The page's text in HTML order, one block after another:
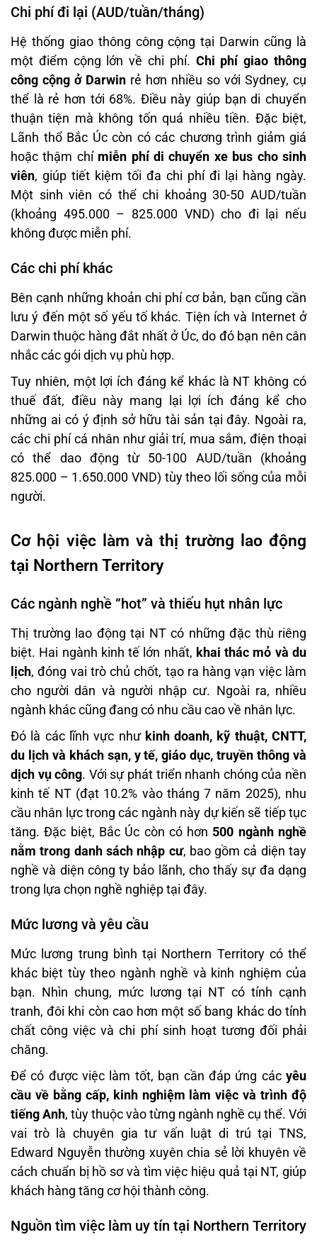
Chi phí đi lại (AUD/tuần/tháng)
Hệ thống giao thông công cộng tại Darwin cũng là
một điểm cộng lớn về chi phí. Chi phí giao thông
công cộng ở Darwin rẻ hơn nhiều so với Sydney, cụ
thể là rẻ hơn tới 68%. Điều này giúp bạn di chuyển
thuận tiện mà không tốn quá nhiều tiền. Đặc biệt,
Lãnh thổ Bắc Úc còn có các chương trình giảm giá
hoặc thậm chí miễn phí di chuyển xe bus cho sinh
viên, giúp tiết kiệm tối đa chi phí đi lại hàng ngày.
Một sinh viên có thể chi khoảng 30-50 AUD/tuần
(khoảng 495.000 – 825.000 VND) cho đi lại nếu
không được miễn phí.
Các chi phí khác
Bên cạnh những khoản chi phí cơ bản, bạn cũng cần
lưu ý đến một số yếu tố khác. Tiện ích và Internet ở
Darwin thuộc hàng đắt nhất ở Úc, do đó bạn nên cân
nhắc các gói dịch vụ phù hợp.
Tuy nhiên, một lợi ích đáng kể khác là NT không có
thuế đất, điều này mang lại lợi ích đáng kể cho
những ai có ý định sở hữu tài sản tại đây. Ngoài ra,
các chi phí cá nhân như giải trí, mua sắm, điện thoại
có thể dao động từ 50-100 AUD/tuần (khoảng
825.000 – 1.650.000 VND) tùy theo lối sống của mỗi
người.
Cơ hội việc làm và thị trường lao động
tại Northern Territory
Các ngành nghề “hot” và thiếu hụt nhân lực
Thị trường lao động tại NT có những đặc thù riêng
biệt. Hai ngành kinh tế lớn nhất, khai thác mỏ và du
lịch, đóng vai trò chủ chốt, tạo ra hàng vạn việc làm
cho người dân và người nhập cư. Ngoài ra, nhiều
ngành khác cũng đang có nhu cầu cao về nhân lực.
Đó là các lĩnh vực như kinh doanh, kỹ thuật, CNTT,
du lịch và khách sạn, y tế, giáo dục, truyền thông và
dịch vụ công. Với sự phát triển nhanh chóng của nền
kinh tế NT (đạt 10.2% vào tháng 7 năm 2025), nhu
cầu nhân lực trong các ngành này dự kiến sẽ tiếp tục
tăng. Đặc biệt, Bắc Úc còn có hơn 500 ngành nghề
nằm trong danh sách nhập cư, bao gồm cả diện tay
nghề và diện công ty bảo lãnh, cho thấy sự đa dạng
trong lựa chọn nghề nghiệp tại đây.
Mức lương và yêu cầu
Mức lương trung bình tại Northern Territory có thể
khác biệt tùy theo ngành nghề và kinh nghiệm của
bạn. Nhìn chung, mức lương tại NT có tính cạnh
tranh, đôi khi còn cao hơn một số bang khác do tính
chất công việc và chi phí sinh hoạt tương đối phải
chăng.
Để có được việc làm tốt, bạn cần đáp ứng các yêu
cầu về bằng cấp, kinh nghiệm làm việc và trình độ
tiếng Anh, tùy thuộc vào từng ngành nghề cụ thể. Với
vai trò là chuyên gia tư vấn luật di trú tại TNS,
Edward Nguyễn thường xuyên chia sẻ lời khuyên về
cách chuẩn bị hồ sơ và tìm việc hiệu quả tại NT, giúp
khách hàng tăng cơ hội thành công.
Nguồn tìm việc làm uy tín tại Northern Territory